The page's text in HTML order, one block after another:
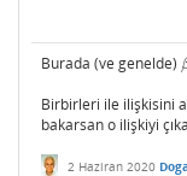
Burada (ve genelde)
Birbirleri ile ilişkisini
bakarsan o ilişkiyi
2 Haziran 2020